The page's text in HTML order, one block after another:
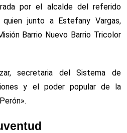
por el alcalde del referido
quien junto a Estefany Vargas,
Barrio Nuevo Barrio Tricolor
secretaria del Sistema de
y el poder popular de la